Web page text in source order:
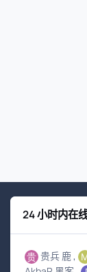
24 小时内在
贵兵 鹿